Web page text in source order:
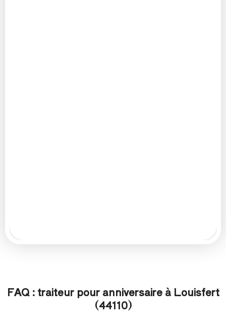
FAQ : traiteur pour anniversaire à Louisfert
(44110)